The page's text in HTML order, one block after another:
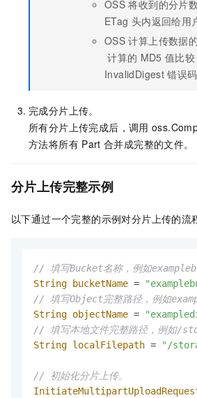
OSS 将收到的分片
ETag 头内返回给用
OSS 计算上传数据的
计算的 MD5 值比
InvalidDigest 错误码
完成分片上传。
所有分片上传完成后，调用
方法将所有 Part 合并成完整的文件。
分片上传完整示例
以下通过一个完整的示例对分片上传的流
// 填写Bucket名称，例如
String
bucketName =
// 填写Object完整路径，例如
String objectName =
// 填写本地文件完整路径，例
String localFilepath = "/
// 初始化分片上传。